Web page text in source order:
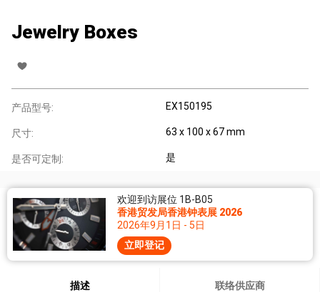
Jewelry Boxes
产品型号: EX150195
尺寸: 63 x 100 x 67 mm
是否可定制: 是
欢迎到访展位 1B-B05
香港贸发局香港钟表展 2026
2026年9月1日 - 5日
立即登记
描述 联络供应商